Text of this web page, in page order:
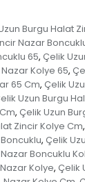
Burgu Halat
Nazar
65, Çelik
Kolye 65,
65 Cm, Çelik
Uzun Burgu
, Çelik Uzun
Zincir Kolye Cm,
, Çelik
Boncuklu
Kolye, Çelik